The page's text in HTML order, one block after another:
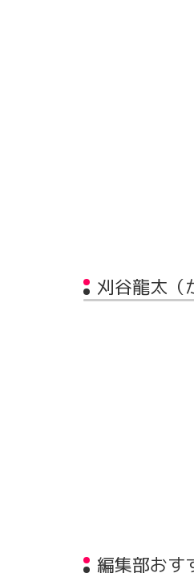
刈谷龍太（
編集部おす